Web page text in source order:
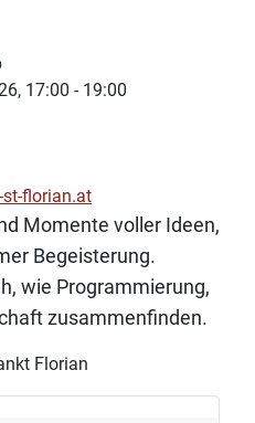
17:00 - 19:00
florian.at
Momente voller Ideen,
Begeisterung.
wie Programmierung,
zusammenfinden.
Florian